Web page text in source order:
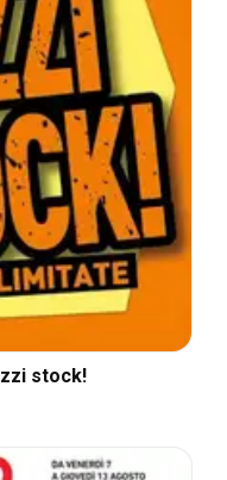
stock!